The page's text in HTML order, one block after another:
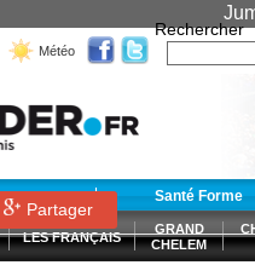
Météo
Rechercher
Santé Forme
LES FRANÇAIS
GRAND
CHELEM
Partager